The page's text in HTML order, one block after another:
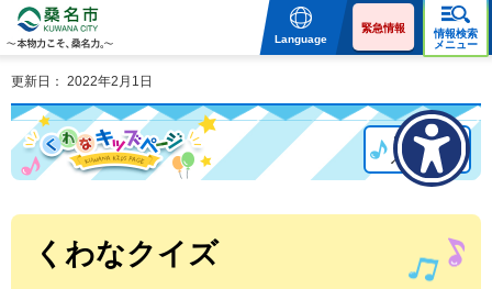
物力こそ、桑名力。
Language
緊急情報
情報検索
メニュー
更新日： 2022年2月1日
くわなキッズ
トップページ
へ戻る
くわなクイズ